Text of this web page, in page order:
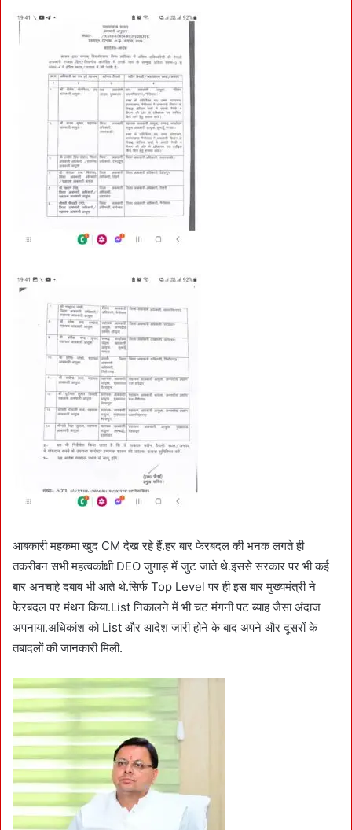
आबकारी महकमा खुद CM देख रहे हैं.हर बार फेरबदल की भनक लगते ही
तकरीबन सभी महत्वकांक्षी DEO जुगाड़ में जुट जाते थे.इससे सरकार पर भी कई
बार अनचाहे दबाव भी आते थे.सिर्फ Top Level पर ही इस बार मुख्यमंत्री ने
फेरबदल पर मंथन किया.List निकालने में भी चट मंगनी पट ब्याह जैसा अंदाज
अपनाया.अधिकांश को List और आदेश जारी होने के बाद अपने और दूसरों के
तबादलों की जानकारी मिली.